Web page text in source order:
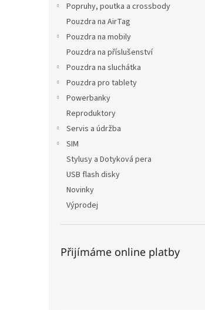
Popruhy, poutka a crossbody
Pouzdra na AirTag
Pouzdra na mobily
Pouzdra na příslušenství
Pouzdra na sluchátka
Pouzdra pro tablety
Powerbanky
Reproduktory
Servis a údržba
SIM
Stylusy a Dotyková pera
USB flash disky
Novinky
Výprodej
Přijímáme online platby